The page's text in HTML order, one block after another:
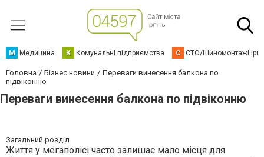
М Медицина К Комунальні підприємства С СТО/Шиномонтажі
Головна Бізнес новини
Переваги винесення балкона по
підвіконню
Переваги винесення балкона по підвіконню
Загальний розділ
Життя у мегаполісі часто залишає мало місця для